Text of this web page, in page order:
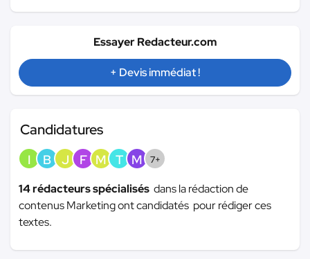
Essayer Redacteur.com
+ Devis immédiat !
Candidatures
I B J F M T M 7+
14 rédacteurs spécialisés dans la rédaction de
contenus Marketing ont candidatés pour rédiger ces
textes.